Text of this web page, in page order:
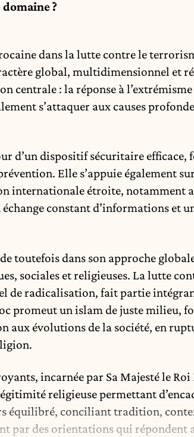
?
dans la lutte contre le
global, multidimensionnel et
centrale : la réponse à
s’attaquer aux causes
d’un dispositif sécuritaire efficace,
Elle s’appuie également
internationale étroite, notamment
constant d’informations et
toutefois dans son approche
sociales et religieuses. La lutte
de radicalisation, fait partie
promeut un islam de juste milieu,
aux évolutions de la société, en
incarnée par Sa Majesté le
religieuse permettant
équilibré, conciliant tradition,
par des orientations qui répondent